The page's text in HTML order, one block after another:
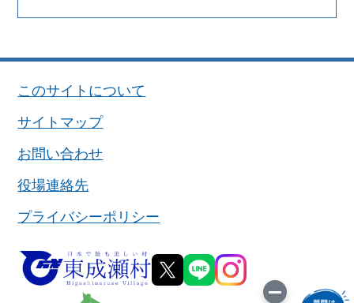
このサイトについて
サイトマップ
お問い合わせ
役場連絡先
プライバシーポリシー